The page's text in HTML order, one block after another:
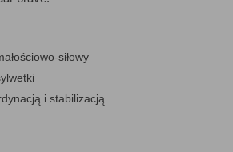
siłowy
i stabilizacją